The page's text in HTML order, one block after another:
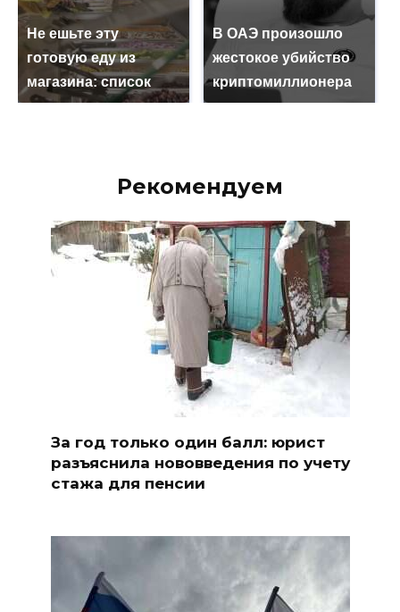
Не ешьте эту
готовую еду из
магазина: список
В ОАЭ произошло
жестокое убийство
криптомиллионера
Рекомендуем
За год только один балл: юрист
разъяснила нововведения по учету
стажа для пенсии